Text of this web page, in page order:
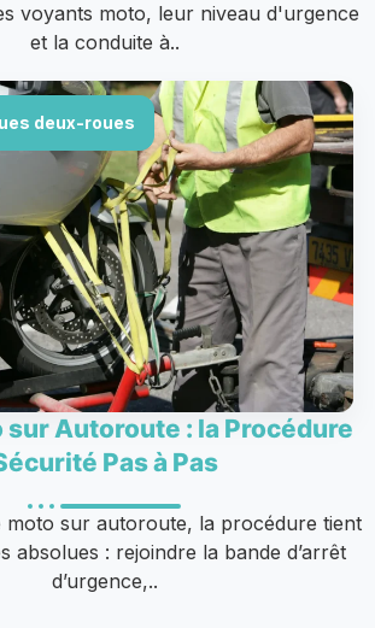
voyants moto, leur niveau d'urgence
et la conduite à..
deux-roues
sur Autoroute : la Procédure
Pas à Pas
moto sur autoroute, la procédure tient
absolues : rejoindre la bande d’arrêt
d’urgence,..